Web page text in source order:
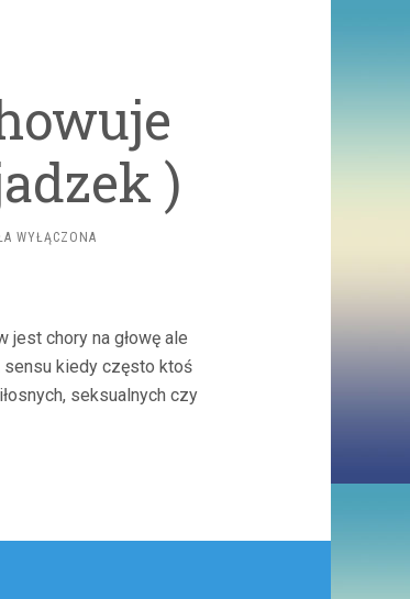
)
WYŁĄCZONA
chory na głowę ale
sensu kiedy często ktoś
seksualnych czy